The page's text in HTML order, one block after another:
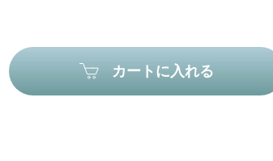
カートに入れる